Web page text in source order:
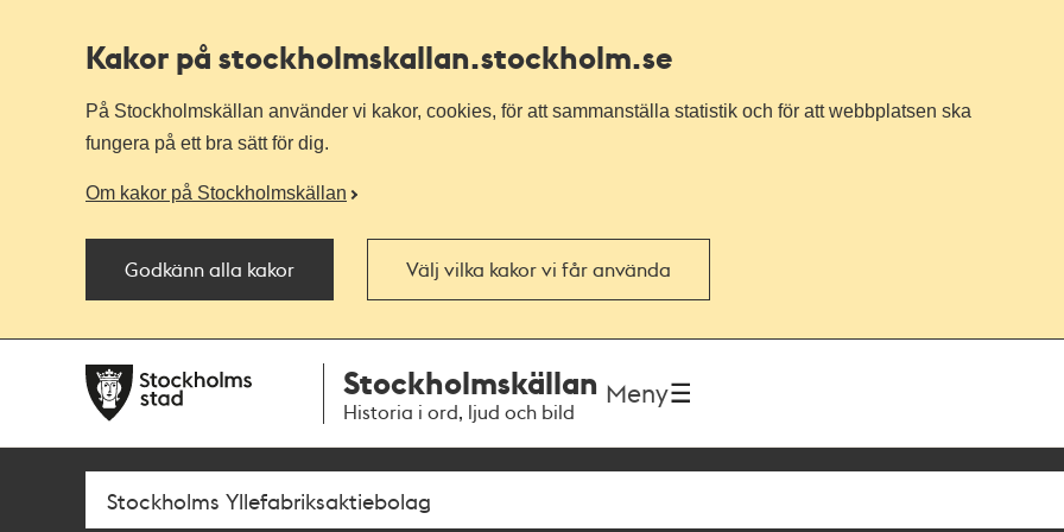
Kakor på stockholmskallan.stockholm.se
På Stockholmskällan använder vi kakor, cookies, för att sammanställa statistik och för att webbplatsen ska
fungera på ett bra sätt för dig.
Om kakor på Stockholmskällan
Godkänn alla kakor Välj vilka kakor vi får använda
navigationen
huvudinnehållet
Stockholmskällan
Historia i ord, ljud och bild
Meny
Sök